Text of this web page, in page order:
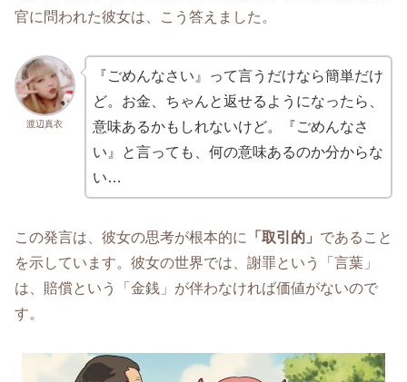
官に問われた彼女は、こう答えました。
渡辺真衣
『ごめんなさい』って言うだけなら簡単だけ
ど。お金、ちゃんと返せるようになったら、
意味あるかもしれないけど。『ごめんなさ
い』と言っても、何の意味あるのか分からな
い…
この発言は、彼女の思考が根本的に 「取引的」 であること
を示しています。彼女の世界では、謝罪という「言葉」
は、賠償という「金銭」が伴わなければ価値がないので
す。